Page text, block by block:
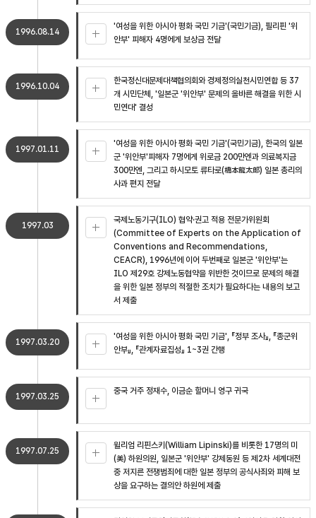
1996.08.14
'여성을 위한 아시아 평화 국민 기금'(국민기금), 필리핀 '위
안부' 피해자 4명에게 보상금 전달
1996.10.04
한국정신대문제대책협의회와 경제정의실천시민연합 등 37
개 시민단체, '일본군 '위안부' 문제의 올바른 해결을 위한 시
민연대' 결성
1997.01.11
'여성을 위한 아시아 평화 국민 기금'(국민기금), 한국의 일본
군 '위안부'피해자 7명에게 위로금 200만엔과 의료복지금
300만엔, 그리고 하시모토 류타로(橋本龍太郞) 일본 총리의
사과 편지 전달
1997.03
국제노동기구(ILO) 협약·권고 적용 전문가위원회
(Committee of Experts on the Application of
Conventions and Recommendations,
CEACR), 1996년에 이어 두번째로 일본군 '위안부'는
ILO 제29호 강제노동협약을 위반한 것이므로 문제의 해결
을 위한 일본 정부의 적절한 조치가 필요하다는 내용의 보고
서 제출
1997.03.20
'여성을 위한 아시아 평화 국민 기금', 『정부 조사』, 『종군위
안부』, 『관계자료집성』 1~3권 간행
1997.03.25
중국 거주 정재수, 이금순 할머니 영구 귀국
1997.07.25
윌리엄 리핀스키(William Lipinski)를 비롯한 17명의 미
(美) 하원의원, 일본군 '위안부' 강제동원 등 제2차 세계대전
중 저지른 전쟁범죄에 대한 일본 정부의 공식사죄와 피해 보
상을 요구하는 결의안 하원에 제출